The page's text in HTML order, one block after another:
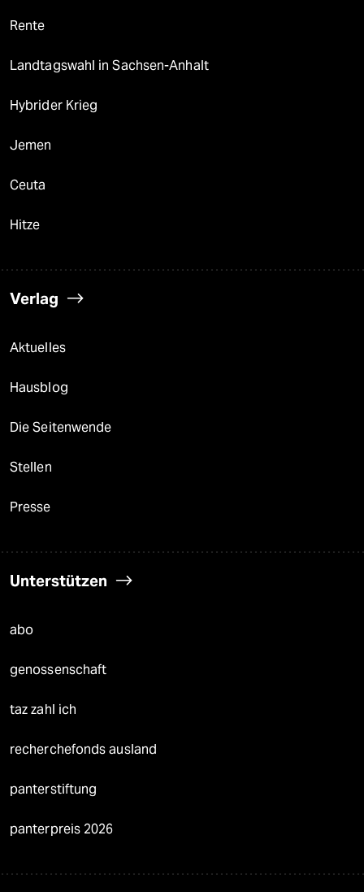
Rente
Landtagswahl in Sachsen-Anhalt
Hybrider Krieg
Jemen
Ceuta
Hitze
Verlag
Aktuelles
Hausblog
Die Seitenwende
Stellen
Presse
Unterstützen
abo
genossenschaft
taz zahl ich
recherchefonds ausland
panterstiftung
panterpreis 2026